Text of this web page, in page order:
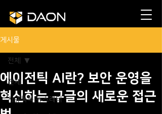
게시물
전체
시큐톡톡 뉴스레터
전체
에이전틱 AI란? 보안 운영을
혁신하는 구글의 새로운 접근